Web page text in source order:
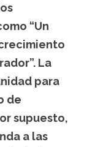
“Un
La
para
de
supuesto,
a las